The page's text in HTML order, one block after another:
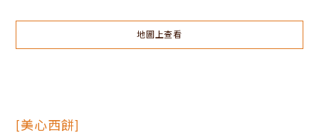
地圖上查看
[美心西餅]